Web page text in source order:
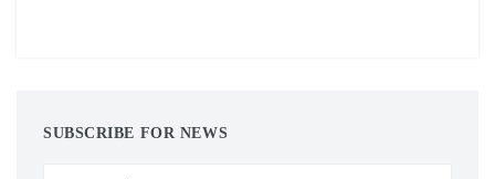
SUBSCRIBE FOR NEWS